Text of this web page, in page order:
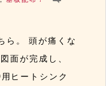
ら。 頭が痛くな
面が完成し、
ヒートシンク